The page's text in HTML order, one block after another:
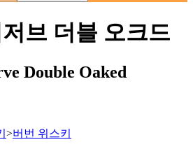
브 더블 오크드
Double Oaked
>버번 위스키